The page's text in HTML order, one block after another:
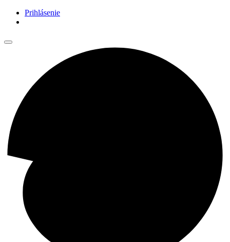
Prihlásenie